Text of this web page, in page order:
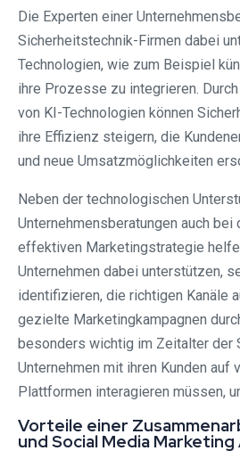
Die Experten einer
Sicherheitstechnik-Firmen dabei
Technologien, wie zum Beispiel
ihre Prozesse zu integrieren.
von KI-Technologien können
ihre Effizienz steigern, die
und neue Umsatzmöglichkeiten
Neben der technologischen
Unternehmensberatungen auch bei
effektiven Marketingstrategie
Unternehmen dabei unterstützen,
identifizieren, die richtigen Kanäle
gezielte Marketingkampagnen
besonders wichtig im Zeitalter der
Unternehmen mit ihren Kunden auf
Plattformen interagieren müssen,
Vorteile einer
und Social Media